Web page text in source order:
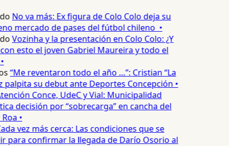
No va más: Ex figura de Colo Colo deja su
mercado de pases del fútbol chileno •
Vozinha y la presentación en Colo Colo: ¿Y
esto el joven Gabriel Maureira y todo el
“Me reventaron todo el año …”: Cristian “La
palpita su debut ante Deportes Concepción •
Conce, UdeC y Vial: Municipalidad
decisión por “sobrecarga” en cancha del
•
vez más cerca: Las condiciones que se
para confirmar la llegada de Darío Osorio al